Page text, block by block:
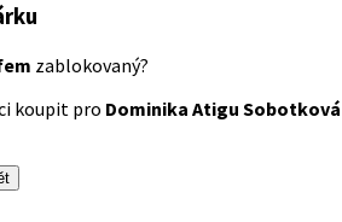
zablokovaný?
koupit pro Dominika Atigu Sobotková